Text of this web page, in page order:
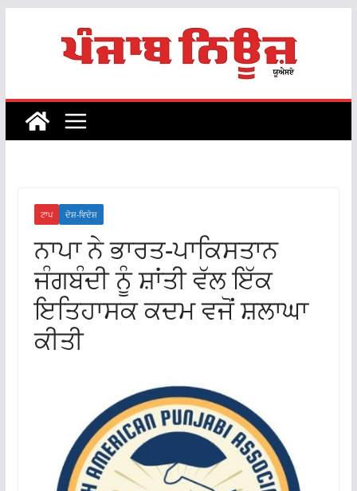
ਟਾਪ ਦੇਸ਼-ਵਿਦੇਸ਼
ਨਾਪਾ ਨੇ ਭਾਰਤ-ਪਾਕਿਸਤਾਨ
ਜੰਗਬੰਦੀ ਨੂੰ ਸ਼ਾਂਤੀ ਵੱਲ ਇੱਕ
ਇਤਿਹਾਸਕ ਕਦਮ ਵਜੋਂ ਸ਼ਲਾਘਾ
ਕੀਤੀ